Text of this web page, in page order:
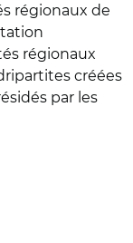
régionaux de
régionaux
créées
par les